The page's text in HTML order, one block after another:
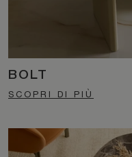
BOLT
SCOPRI DI PIÙ